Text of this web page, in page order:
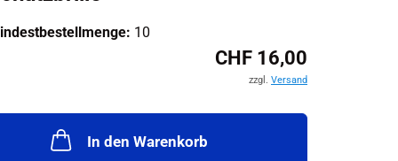
10
CHF 16,00
zzgl. Versand
In den Warenkorb